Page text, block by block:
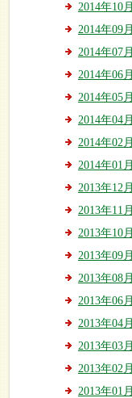
2014年10月
2014年09月
2014年07月
2014年06月
2014年05月
2014年04月
2014年02月
2014年01月
2013年12月
2013年11月
2013年10月
2013年09月
2013年08月
2013年06月
2013年04月
2013年03月
2013年02月
2013年01月